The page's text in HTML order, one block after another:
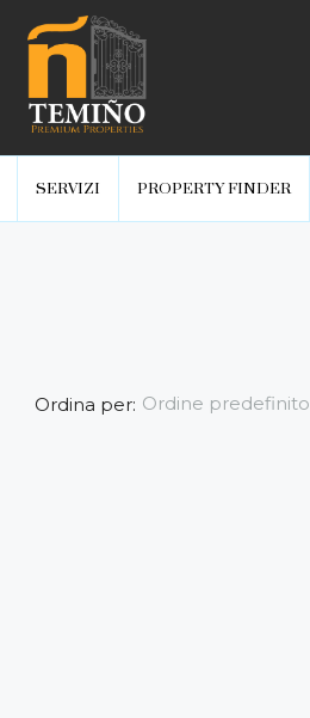
SERVIZI PROPERTY FINDER
Ordina per: Ordine predefinito